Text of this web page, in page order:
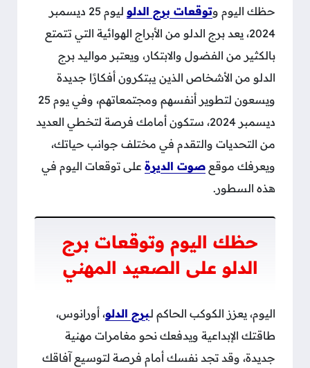
حظك اليوم وتوقعات برج الدلو
ليوم 25 ديسمبر
2024، يعد برج الدلو من الأبراج الهوائية التي تتمتع
بالكثير من الفضول والابتكار، ويعتبر مواليد برج
الدلو من الأشخاص الذين يبتكرون أفكارًا جديدة
ويسعون لتطوير أنفسهم ومجتمعاتهم، وفي يوم 25
ديسمبر 2024، ستكون أمامك فرصة لتخطي العديد
من التحديات والتقدم في مختلف جوانب حياتك،
ويعرفك موقع صوت الديرة على توقعات اليوم في
هذه السطور.
حظك اليوم وتوقعات برج
الدلو على الصعيد المهني
اليوم، يعزز الكوكب الحاكم لـبرج الدلو، أورانوس،
طاقتك الإبداعية ويدفعك نحو مغامرات مهنية
جديدة، وقد تجد نفسك أمام فرصة لتوسيع آفاقك